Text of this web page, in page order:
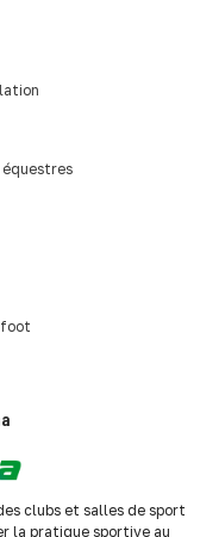
foot
clubs et salles de sport
la pratique sportive au